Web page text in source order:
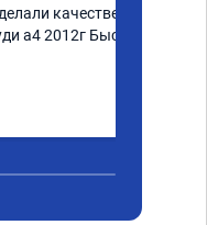
качественно.
а4 2012г Быстро